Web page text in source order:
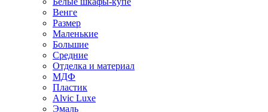
Венге
Размер
Маленькие
Большие
Средние
Отделка и материал
МДФ
Пластик
Alvic Luxe
Эмаль